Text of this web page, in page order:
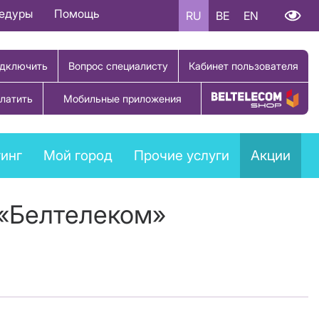
Помощь RU BE EN
Вопрос специалисту Кабинет пользователя
Мобильные приложения Купить товар
Мой город Прочие услуги Акции